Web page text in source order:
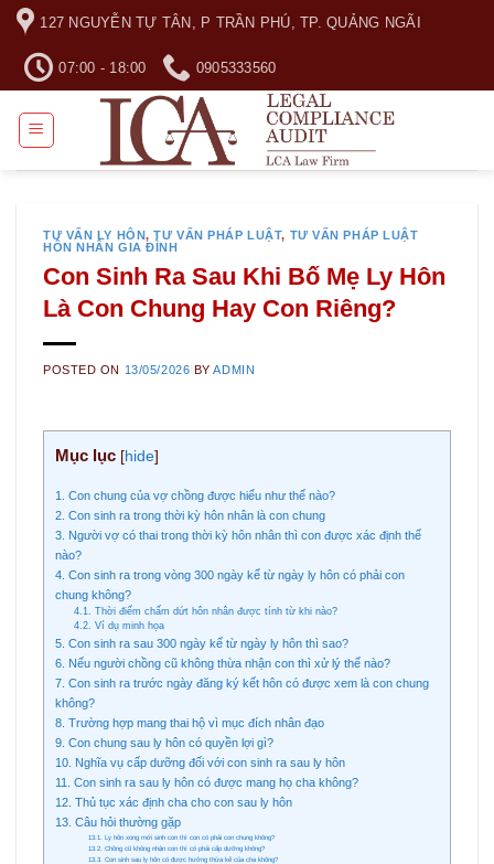
Skip
content
127 NGUYỄN TỰ TÂN, P TRẦN PHÚ, TP. QUẢNG NGÃI
07:00 - 18:00 0905333560
TƯ VẤN LY HÔN,TƯ VẤN PHÁP LUẬT, TƯ VẤN PHÁP LUẬT
HÔN NHÂN GIA ĐÌNH
Con Sinh Ra Sau Khi Bố Mẹ Ly Hôn
Là Con Chung Hay Con Riêng?
POSTED ON 13/05/2026 BYADMIN
Mục lục [hide]
1. Con chung của vợ chồng được hiểu như thế nào?
2. Con sinh ra trong thời kỳ hôn nhân là con chung
3. Người vợ có thai trong thời kỳ hôn nhân thì con được xác định thế
nào?
4. Con sinh ra trong vòng 300 ngày kể từ ngày ly hôn có phải con
chung không?
4.1. Thời điểm chấm dứt hôn nhân được tính từ khi nào?
4.2. Ví dụ minh họa
5. Con sinh ra sau 300 ngày kể từ ngày ly hôn thì sao?
6. Nếu người chồng cũ không thừa nhận con thì xử lý thế nào?
7. Con sinh ra trước ngày đăng ký kết hôn có được xem là con chung
không?
8. Trường hợp mang thai hộ vì mục đích nhân đạo
9. Con chung sau ly hôn có quyền lợi gì?
10. Nghĩa vụ cấp dưỡng đối với con sinh ra sau ly hôn
11. Con sinh ra sau ly hôn có được mang họ cha không?
12. Thủ tục xác định cha cho con sau ly hôn
13. Câu hỏi thường gặp
13.1. Ly hôn xong mới sinh con thì con có phải con chung không?
13.2. Chồng cũ không nhận con thì có phải cấp dưỡng không?
13.3. Con sinh sau ly hôn có được hưởng thừa kế của cha không?